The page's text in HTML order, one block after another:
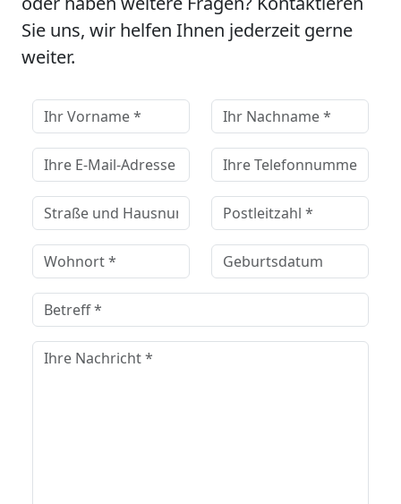
Sie uns, wir helfen Ihnen jederzeit gerne
weiter.